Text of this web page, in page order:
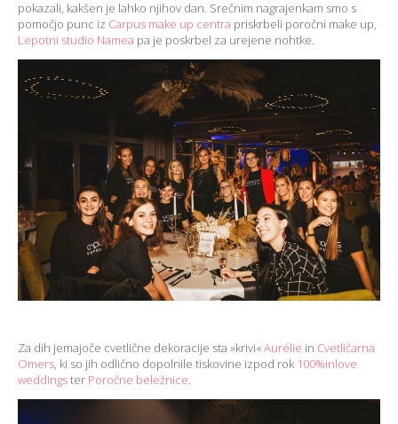
pokazali, kakšen je lahko njihov dan. Srečnim nagrajenkam smo s
pomočjo punc iz Carpus make up centra priskrbeli poročni make up,
Lepotni studio Namea pa je poskrbel za urejene nohtke.
Za dih jemajoče cvetlične dekoracije sta »krivi«Aurélie in Cvetličarna
Omers, ki so jih odlično dopolnile tiskovine izpod rok 100%inlove
weddingster Poročne beležnice.